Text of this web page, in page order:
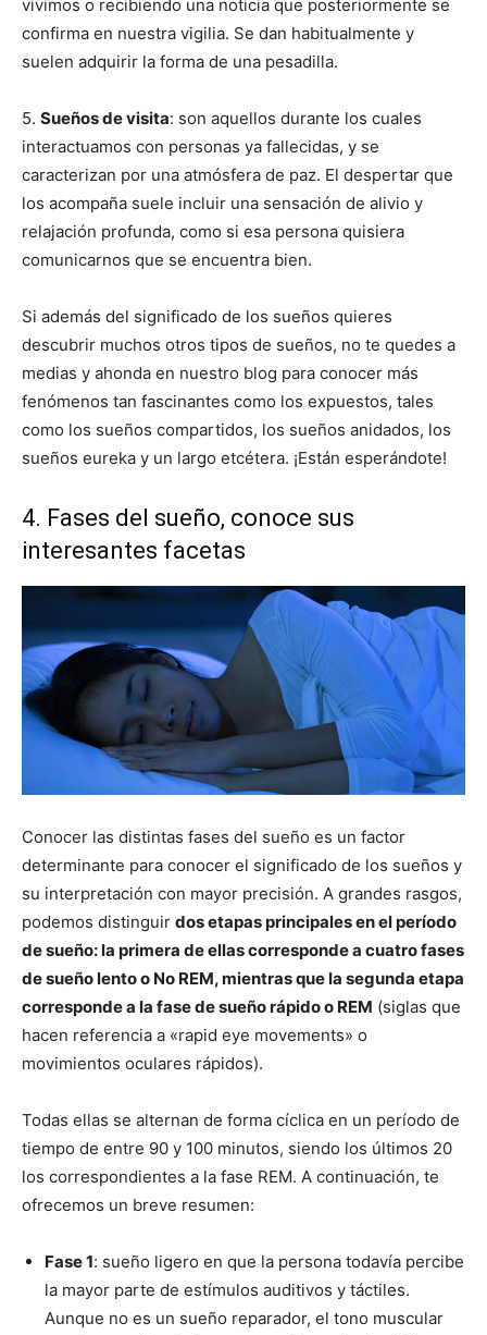
vivimos o recibiendo una noticia que posteriormente se
confirma en nuestra vigilia. Se dan habitualmente y
suelen adquirir la forma de una pesadilla.
5. Sueños de visita: son aquellos durante los cuales
interactuamos con personas ya fallecidas, y se
caracterizan por una atmósfera de paz. El despertar que
los acompaña suele incluir una sensación de alivio y
relajación profunda, como si esa persona quisiera
comunicarnos que se encuentra bien.
Si además del significado de los sueños quieres
descubrir muchos otros tipos de sueños, no te quedes a
medias y ahonda en nuestro blog para conocer más
fenómenos tan fascinantes como los expuestos, tales
como los sueños compartidos, los sueños anidados, los
sueños eureka y un largo etcétera. ¡Están esperándote!
4. Fases del sueño, conoce sus
interesantes facetas
Conocer las distintas fases del sueño es un factor
determinante para conocer el significado de los sueños y
su interpretación con mayor precisión. A grandes rasgos,
podemos distinguir dos etapas principales en el período
de sueño: la primera de ellas corresponde a cuatro fases
de sueño lento o No REM, mientras que la segunda etapa
corresponde a la fase de sueño rápido o REM (siglas que
hacen referencia a «rapid eye movements» o
movimientos oculares rápidos).
Todas ellas se alternan de forma cíclica en un período de
tiempo de entre 90 y 100 minutos, siendo los últimos 20
los correspondientes a la fase REM. A continuación, te
ofrecemos un breve resumen:
Fase 1: sueño ligero en que la persona todavía percibe
la mayor parte de estímulos auditivos y táctiles.
Aunque no es un sueño reparador, el tono muscular